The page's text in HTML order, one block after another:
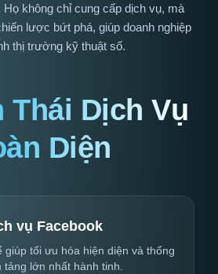
Họ không chỉ cung cấp dịch vụ, mà
lược bứt phá, giúp doanh nghiệp
thị trường kỹ thuật số.
Thái Dịch Vụ
Diện
vụ Facebook
giúp tối ưu hóa hiện diện và thống
tảng lớn nhất hành tinh.